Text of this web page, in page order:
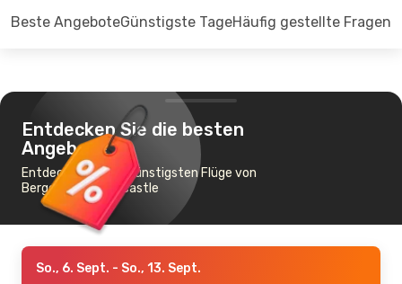
Beste AngeboteGünstigste TageHäufig gestellte Fragen
Entdecken Sie die besten
Angebote
Entdecken Sie die günstigsten Flüge von
Bergen nach Newcastle
So., 6. Sept. - So., 13. Sept.